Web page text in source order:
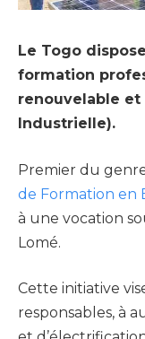
Le Togo
formation
renouvelable
Industrielle).
Premier du
de Formation en
à une vocation
Lomé.
Cette initiative
responsables, à